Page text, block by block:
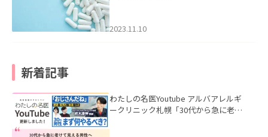
2023.11.10
新着記事
わたしの名医Youtube アルバアレルギ
ークリニック札幌「30代から急に老け